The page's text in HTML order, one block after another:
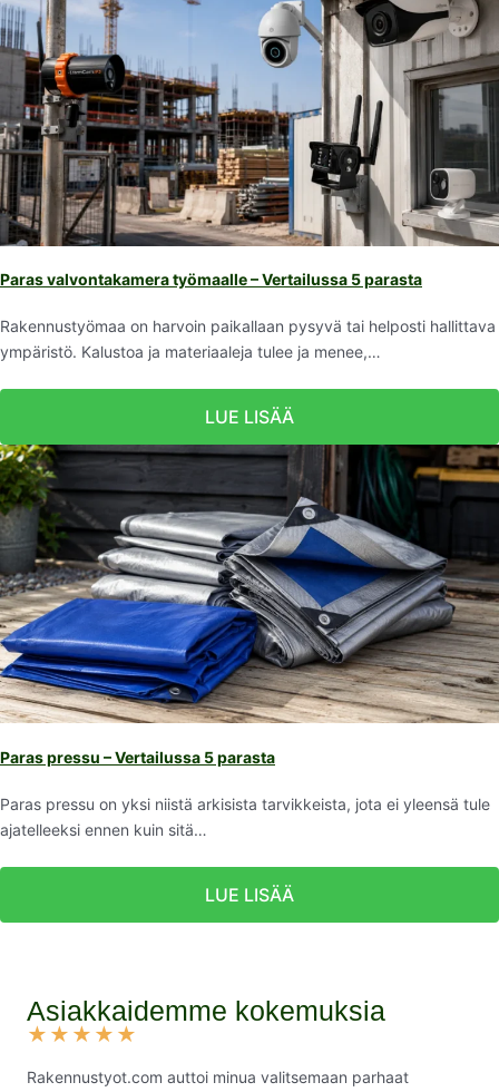
Paras valvontakamera työmaalle – Vertailussa 5 parasta
Rakennustyömaa on harvoin paikallaan pysyvä tai helposti hallittava
ympäristö. Kalustoa ja materiaaleja tulee ja menee,…
LUE LISÄÄ
Paras pressu – Vertailussa 5 parasta
Paras pressu on yksi niistä arkisista tarvikkeista, jota ei yleensä tule
ajatelleeksi ennen kuin sitä…
LUE LISÄÄ
Asiakkaidemme kokemuksia
★ ★ ★ ★ ★
Rakennustyot.com auttoi minua valitsemaan parhaat